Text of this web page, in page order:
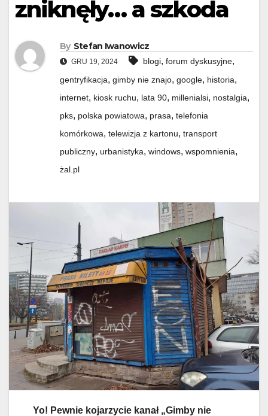
zniknęły… a szkoda
By Stefan Iwanowicz
GRU 19, 2024 blogi, forum dyskusyjne,
gentryfikacja, gimby nie znajo, google, historia,
internet, kiosk ruchu, lata 90, millenialsi, nostalgia,
pks, polska powiatowa, prasa, telefonia
komórkowa, telewizja z kartonu, transport
publiczny, urbanistyka, windows, wspomnienia,
żal.pl
Yo! Pewnie kojarzycie kanał „Gimby nie